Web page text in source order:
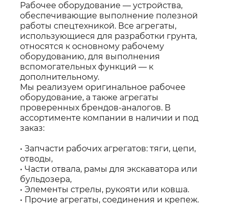
Рабочее оборудование — устройства,
обеспечивающие выполнение полезной
работы спецтехникой. Все агрегаты,
использующиеся для разработки грунта,
относятся к основному рабочему
оборудованию, для выполнения
вспомогательных функций — к
дополнительному.
Мы реализуем оригинальное рабочее
оборудование, а также агрегаты
проверенных брендов-аналогов. В
ассортименте компании в наличии и под
заказ:
• Запчасти рабочих агрегатов: тяги, цепи,
отводы,
• Части отвала, рамы для экскаватора или
бульдозера,
• Элементы стрелы, рукояти или ковша.
• Прочие агрегаты, соединения и крепеж.